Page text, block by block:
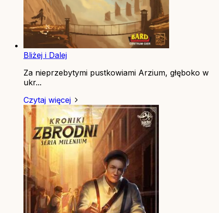
Bliżej i Dalej
Za nieprzebytymi pustkowiami Arzium, głęboko w
ukr...
Czytaj więcej